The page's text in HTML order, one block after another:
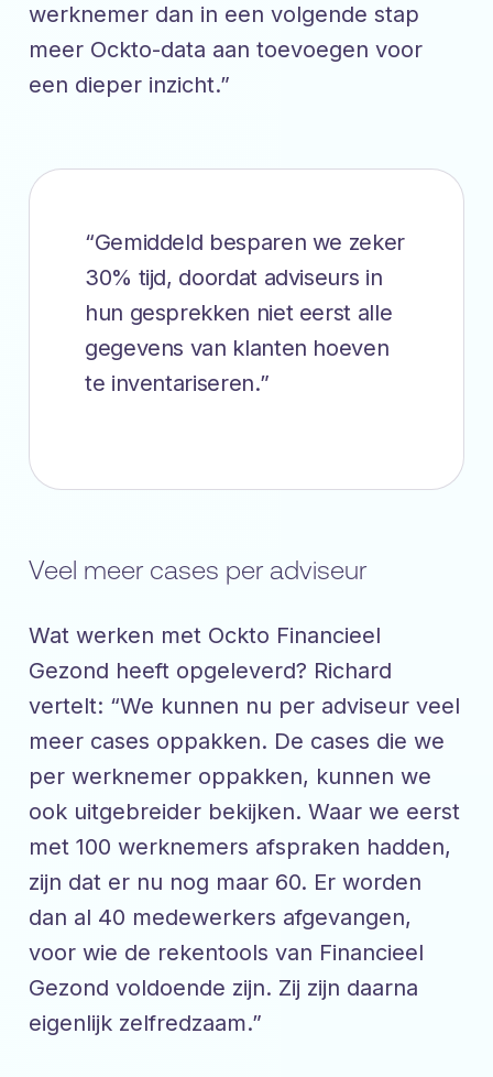
werknemer dan in een volgende stap
meer Ockto-data aan toevoegen voor
een dieper inzicht.”
“Gemiddeld besparen we zeker
30% tijd, doordat adviseurs in
hun gesprekken niet eerst alle
gegevens van klanten hoeven
te inventariseren.”
Veel meer cases per adviseur
Wat werken met Ockto Financieel
Gezond heeft opgeleverd? Richard
vertelt: “We kunnen nu per adviseur veel
meer cases oppakken. De cases die we
per werknemer oppakken, kunnen we
ook uitgebreider bekijken. Waar we eerst
met 100 werknemers afspraken hadden,
zijn dat er nu nog maar 60. Er worden
dan al 40 medewerkers afgevangen,
voor wie de rekentools van Financieel
Gezond voldoende zijn. Zij zijn daarna
eigenlijk zelfredzaam.”